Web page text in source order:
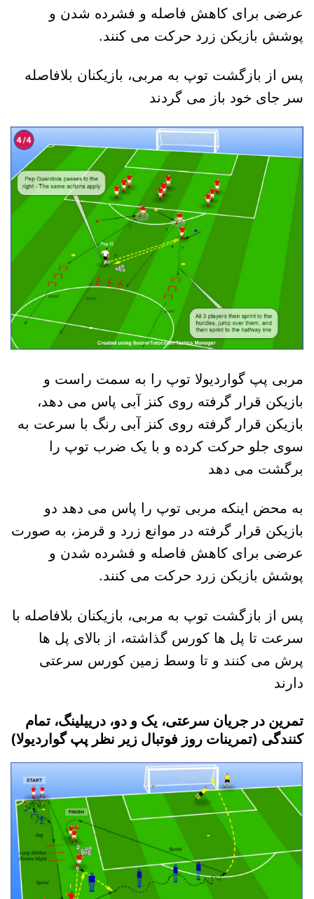
عرضی برای کاهش فاصله و فشرده شدن و
پوشش بازیکن زرد حرکت می کنند.
پس از بازگشت توپ به مربی، بازیکنان بلافاصله
سر جای خود باز می گردند
مربی پپ گواردیولا توپ را به سمت راست و
بازیکن قرار گرفته روی کنز آبی پاس می دهد،
بازیکن قرار گرفته روی کنز آبی رنگ با سرعت به
سوی جلو حرکت کرده و با یک ضرب توپ را
برگشت می دهد
به محض اینکه مربی توپ را پاس می دهد دو
بازیکن قرار گرفته در موانع زرد و قرمز، به صورت
عرضی برای کاهش فاصله و فشرده شدن و
پوشش بازیکن زرد حرکت می کنند.
پس از بازگشت توپ به مربی، بازیکنان بلافاصله با
سرعت تا پل ها کورس گذاشته، از بالای پل ها
پرش می کنند و تا وسط زمین کورس سرعتی
دارند
تمرین در جریان سرعتی، یک و دو، درییلینگ، تمام
کنندگی (تمرینات روز فوتبال زیر نظر پپ گواردیولا)